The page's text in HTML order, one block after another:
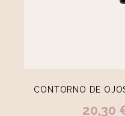
CONTORNO DE
20,30